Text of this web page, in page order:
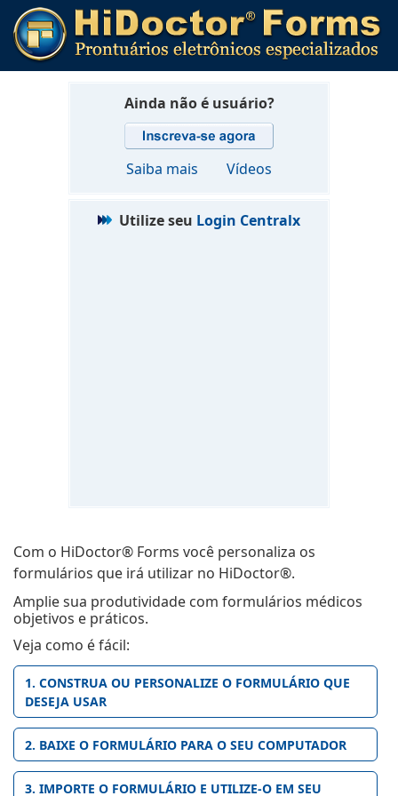
Com o HiDoctor® Forms você personaliza os
formulários que irá utilizar no HiDoctor®.
Amplie sua produtividade com formulários médicos
objetivos e práticos.
Veja como é fácil:
1. CONSTRUA OU PERSONALIZE O FORMULÁRIO QUE
DESEJA USAR
2. BAIXE O FORMULÁRIO PARA O SEU COMPUTADOR
3. IMPORTE O FORMULÁRIO E UTILIZE-O EM SEU
Ainda não é usuário?
Saiba mais Vídeos
Utilize seu Login Centralx